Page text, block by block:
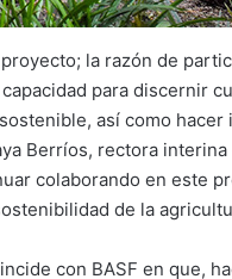
la razón de
para discernir
así como
Berríos, rectora interina
colaborando en este
de la
con BASF en que,